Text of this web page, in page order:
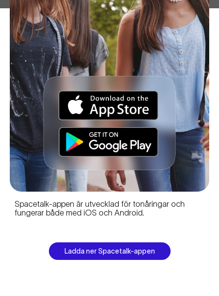
Spacetalk-appen är utvecklad för tonåringar och
fungerar både med iOS och Android.
Ladda ner Spacetalk-appen